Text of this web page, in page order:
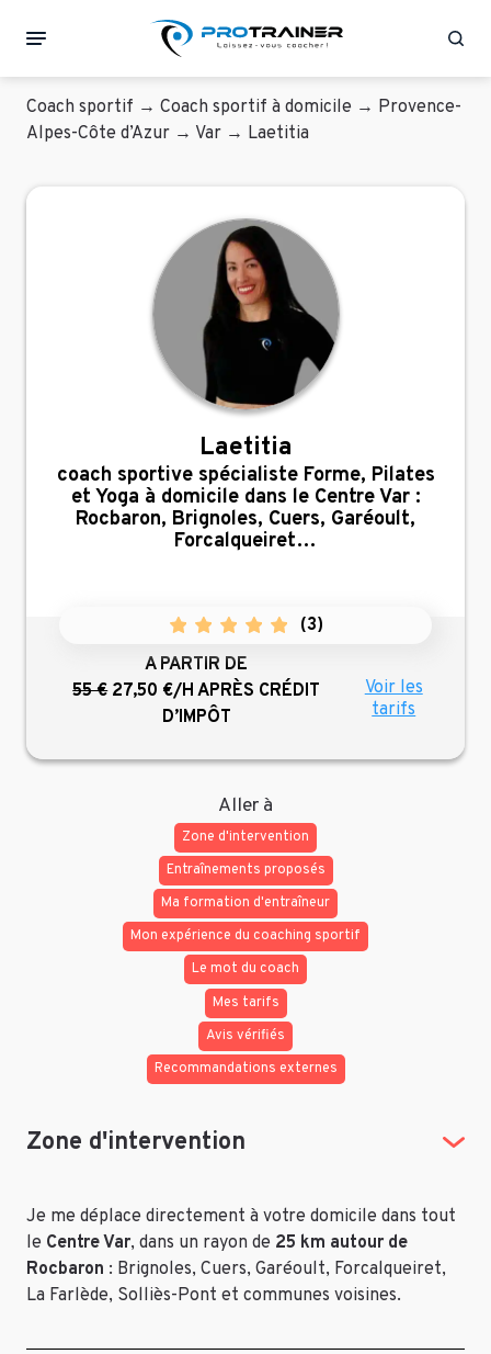
Coach sportif → Coach sportif à domicile → Provence-
Alpes-Côte d’Azur → Var → Laetitia
Laetitia
coach sportive spécialiste Forme, Pilates
et Yoga à domicile dans le Centre Var :
Rocbaron, Brignoles, Cuers, Garéoult,
Forcalqueiret…
(3)
A PARTIR DE
55 €27,50 €/HAPRÈS CRÉDIT
D’IMPÔT
Voir les
tarifs
Aller à
Zone d'intervention
Entraînements proposés
Ma formation d'entraîneur
Mon expérience du coaching sportif
Le mot du coach
Mes tarifs
Avis vérifiés
Recommandations externes
Zone d'intervention
Je me déplace directement à votre domicile dans tout
le Centre Var, dans un rayon de 25 km autour de
Rocbaron : Brignoles, Cuers, Garéoult, Forcalqueiret,
La Farlède, Solliès-Pont et communes voisines.